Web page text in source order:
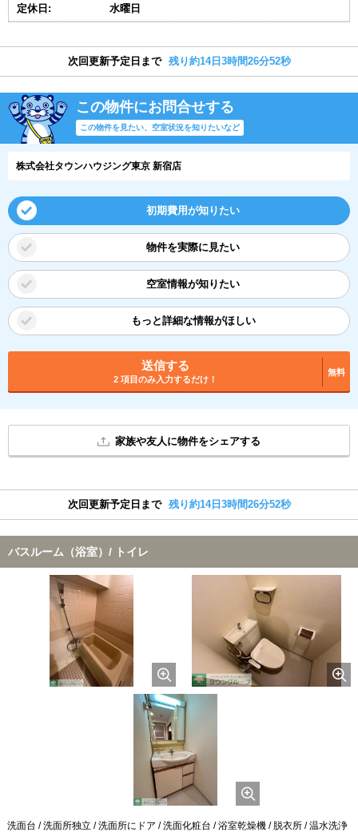
定休日: 水曜日
次回更新予定日まで 残り約14日3時間26分52秒
この物件にお問合せする
この物件を見たい、空室状況を知りたいなど
株式会社タウンハウジング東京 新宿店
初期費用が知りたい
物件を実際に見たい
空室情報が知りたい
もっと詳細な情報がほしい
送信する
2 項目のみ入力するだけ！
無料
家族や友人に物件をシェアする
次回更新予定日まで 残り約14日3時間26分52秒
バスルーム（浴室）/ トイレ
洗面台 / 洗面所独立 / 洗面所にドア / 洗面化粧台 / 浴室乾燥機 / 脱衣所 / 温水洗浄